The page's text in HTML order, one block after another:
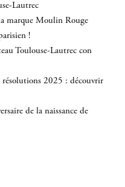
Lautrec
marque Moulin Rouge
!
Toulouse-Lautrec con
2025 : découvrir
de la naissance de